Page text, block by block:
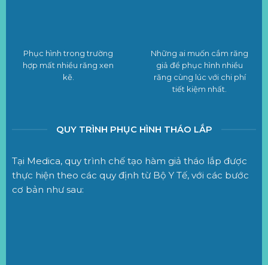
Phục hình trong trường
hợp mất nhiều răng xen
kẽ.
Những ai muốn cắm răng
giả để phục hình nhiều
răng cùng lúc với chi phí
tiết kiệm nhất.
QUY TRÌNH PHỤC HÌNH THÁO LẮP
Tại Medica, quy trình chế tạo hàm giả tháo lắp được
thực hiện theo các quy định từ Bộ Y Tế, với các bước
cơ bản như sau: